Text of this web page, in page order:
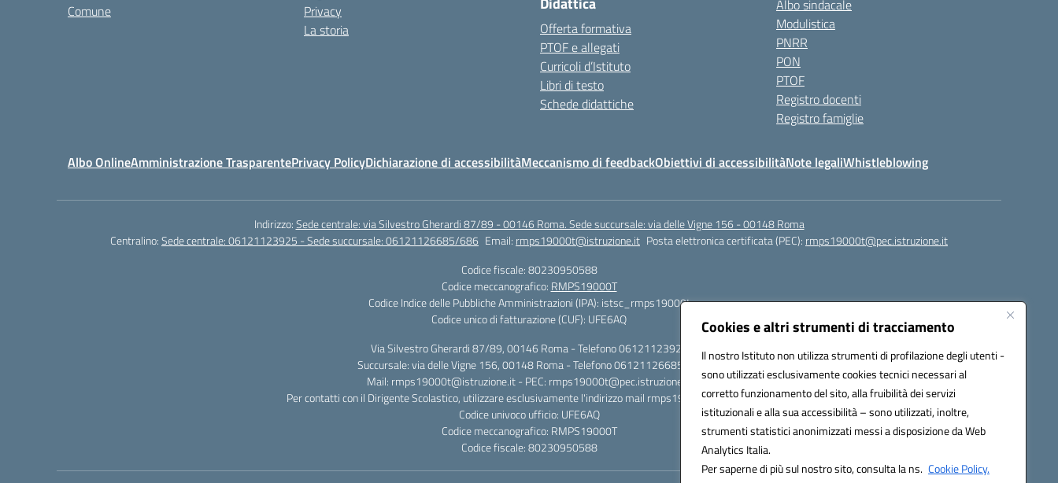
Cookies e altri strumenti di tracciamento
Il nostro Istituto non utilizza strumenti di profilazione degli utenti -
sono utilizzati esclusivamente cookies tecnici necessari al
corretto funzionamento del sito, alla fruibilità dei servizi
istituzionali e alla sua accessibilità – sono utilizzati, inoltre,
strumenti statistici anonimizzati messi a disposizione da Web
Analytics Italia.
Per saperne di più sul nostro sito, consulta la ns. Cookie Policy.
Comune
Privacy
La storia
Offerta formativa
PTOF e allegati
Curricoli d’Istituto
Libri di testo
Schede didattiche
Albo sindacale
Modulistica
PNRR
PON
PTOF
Registro docenti
Registro famiglie
Albo OnlineAmministrazione TrasparentePrivacy PolicyDichiarazione di accessibilitàMeccanismo di feedbackObiettivi di accessibilitàNote legaliWhistleblowing
Indirizzo:Sede centrale: via Silvestro Gherardi 87/89 - 00146 Roma. Sede succursale: via delle Vigne 156 - 00148 Roma
Centralino:Sede centrale: 06121123925 - Sede succursale: 06121126685/686 Email: rmps19000t@istruzione.it Posta elettronica certificata (PEC): rmps19000t@pec.istruzione.it
Codice fiscale: 80230950588
Codice meccanografico: RMPS19000T
Codice Indice delle Pubbliche Amministrazioni (IPA): istsc_rmps19000t
Codice unico di fatturazione (CUF): UFE6AQ
Via Silvestro Gherardi 87/89, 00146 Roma - Telefono 06121123925
Succursale: via delle Vigne 156, 00148 Roma - Telefono 06121126685/86
Mail: rmps19000t@istruzione.it - PEC: rmps19000t@pec.istruzione.it
Per contatti con il Dirigente Scolastico, utilizzare esclusivamente l'indirizzo mail rmps19000t@istruzione.it
Codice univoco ufficio: UFE6AQ
Codice meccanografico: RMPS19000T
Codice fiscale: 80230950588